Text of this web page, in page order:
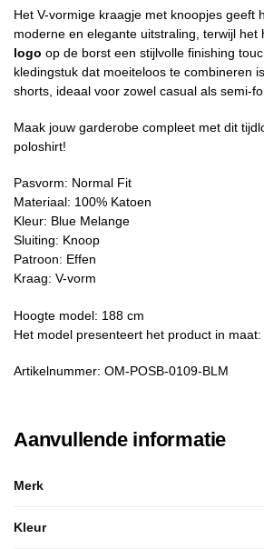
Het V-vormige kraagje met knoopjes geeft
moderne en elegante uitstraling, terwijl het
logo op de borst een stijlvolle finishing
kledingstuk dat moeiteloos te combineren
shorts, ideaal voor zowel casual als semi-
Maak jouw garderobe compleet met dit
poloshirt!
Pasvorm: Normal Fit
Materiaal: 100% Katoen
Kleur: Blue Melange
Sluiting: Knoop
Patroon: Effen
Kraag: V-vorm
Hoogte model: 188 cm
Het model presenteert het product in maat:
Artikelnummer: OM-POSB-0109-BLM
Aanvullende informatie
Merk
Kleur